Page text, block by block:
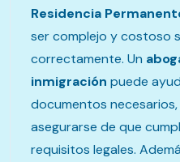
Residencia
ser complejo y costoso
correctamente. Un
inmigración puede
documentos
asegurarse de que
requisitos legales.